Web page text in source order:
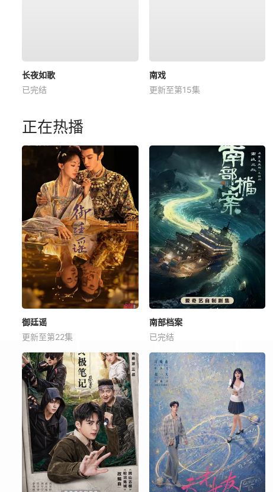
长夜如歌
已完结
南戏
更新至第15集
正在热播
御廷谣
更新至第22集
南部档案
已完结